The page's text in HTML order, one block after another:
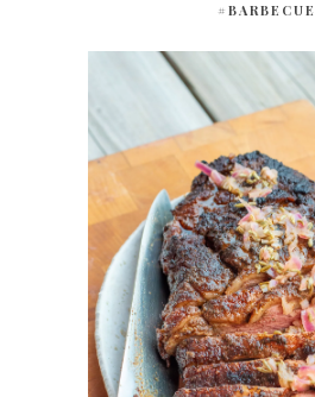
#BARBECUE